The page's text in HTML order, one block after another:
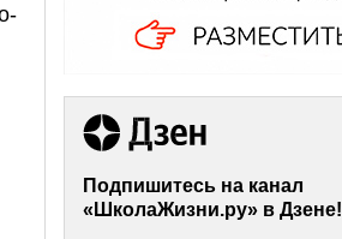
Подпишитесь на канал
«ШколаЖизни.ру» в Дзене!